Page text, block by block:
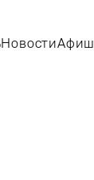
Новости